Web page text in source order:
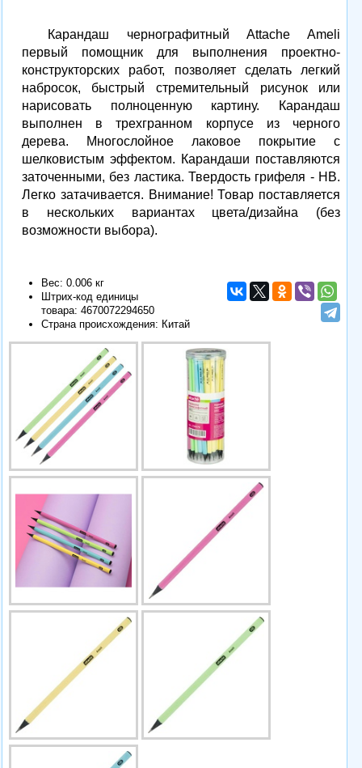
Карандаш чернографитный Attache Ameli
первый помощник для выполнения проектно-
конструкторских работ, позволяет сделать легкий
набросок, быстрый стремительный рисунок или
нарисовать полноценную картину. Карандаш
выполнен в трехгранном корпусе из черного
дерева. Многослойное лаковое покрытие с
шелковистым эффектом. Карандаши поставляются
заточенными, без ластика. Твердость грифеля - HB.
Легко затачивается. Внимание! Товар поставляется
в нескольких вариантах цвета/дизайна (без
возможности выбора).
Вес: 0.006 кг
Штрих-код единицы
товара: 4670072294650
Страна происхождения: Китай